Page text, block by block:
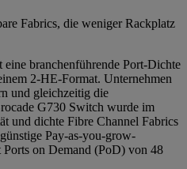
Fabrics, die weniger Rackplatz
branchenführende Port-Dichte
2-HE-Format. Unternehmen
und gleichzeitig die
G730 Switch wurde im
und dichte Fibre Channel Fabrics
Pay-as-you-grow-
Ports on Demand (PoD) von 48